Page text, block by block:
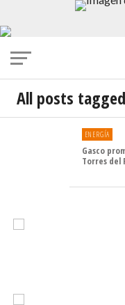
All posts
ENERGÍA
Gasco
Torres del